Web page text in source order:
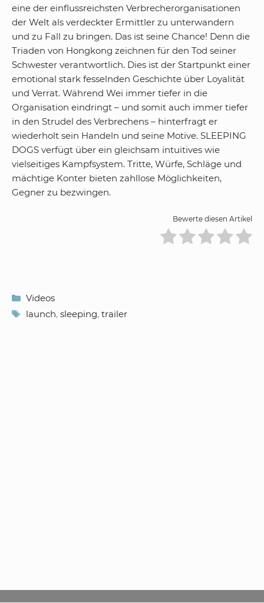
eine der einflussreichsten Verbrecherorganisationen
der Welt als verdeckter Ermittler zu unterwandern
und zu Fall zu bringen. Das ist seine Chance! Denn die
Triaden von Hongkong zeichnen für den Tod seiner
Schwester verantwortlich. Dies ist der Startpunkt einer
emotional stark fesselnden Geschichte über Loyalität
und Verrat. Während Wei immer tiefer in die
Organisation eindringt – und somit auch immer tiefer
in den Strudel des Verbrechens – hinterfragt er
wiederholt sein Handeln und seine Motive. SLEEPING
DOGS verfügt über ein gleichsam intuitives wie
vielseitiges Kampfsystem. Tritte, Würfe, Schläge und
mächtige Konter bieten zahllose Möglichkeiten,
Gegner zu bezwingen.
Bewerte diesen Artikel
Kategorien
Videos
Schlagwörter
launch, sleeping, trailer